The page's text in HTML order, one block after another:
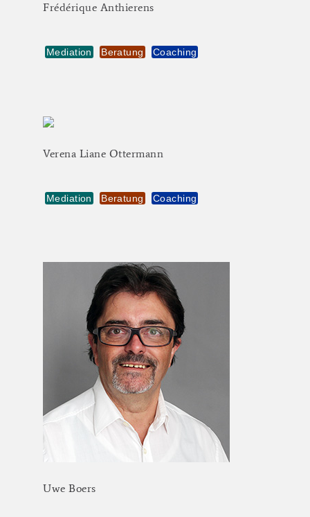
Frédérique Anthierens
Mediation Beratung Coaching
Verena Liane Ottermann
Mediation Beratung Coaching
Uwe Boers